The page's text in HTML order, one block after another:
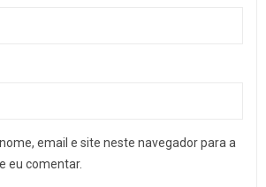
email e site neste navegador para a
eu comentar.